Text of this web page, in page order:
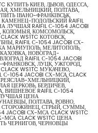
КУПИТЬ КИЕВ, ЛЬВОВ, ОДЕССА,
ХМЕЛЬНИЦКИЙ, ПОЛТАВА,
ІВАНО-ФРАНКІВСЬК,
ПОДОЛЬСКИЙ RAIFIL
ЛУЧШАЯ RAIFIL С-1054 JACOBI
КОЛОМЫЯ, КОМСОМОЛЬСК,
WS1TC КОТОВСК,
RAIFIL С-1054 JACOBI СХ-
МАРИУПОЛЬ, МЕЛИТОПОЛЬ,
НОВОГРАД-
RAIFIL С-1054 JACOBI
ФРАНКОВСК, ЛУЦК, УЖГОРОД,
WS1TC МУКАЧЕВО,
1054 JACOBI СХ-МСА CLACK
ХМЕЛЬНИЦКИЙ,
ЦЕРКОВЬ, БЕРДИЧЕВ,
ВИШНЕВОЕ RAIFIL С-1054
ЛУЧШАЯ ЦЕНА
ПОЛТАВА, РОВНО,
СТОРОЖИНЕЦ, СТРЫЙ, СУММЫ,
JACOBI СХ-МСА CLACK WS1TC
МСА CLACK WS1TC ЦЕНА
ЧЕРНИГОВ, ЧЕРНОВЦЫ